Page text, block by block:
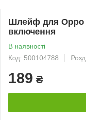
Шлейф для Oppo
включення
В наявності
Код: 500104788
189 ₴